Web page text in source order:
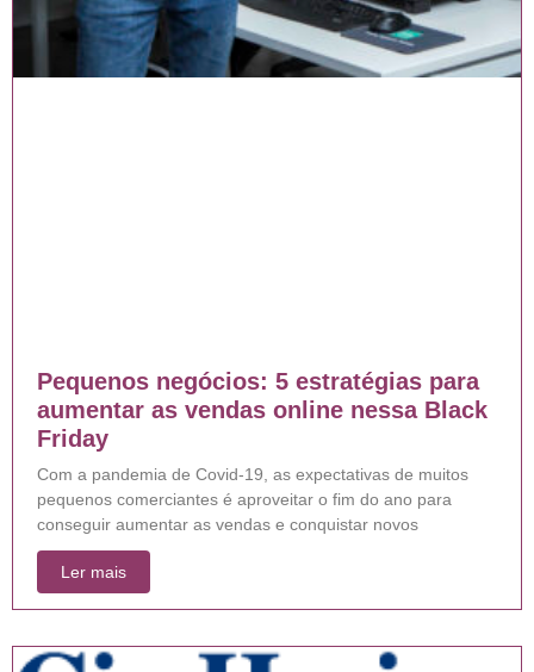
Pequenos negócios: 5 estratégias para
aumentar as vendas online nessa Black
Friday
Com a pandemia de Covid-19, as expectativas de muitos
pequenos comerciantes é aproveitar o fim do ano para
conseguir aumentar as vendas e conquistar novos
Ler mais